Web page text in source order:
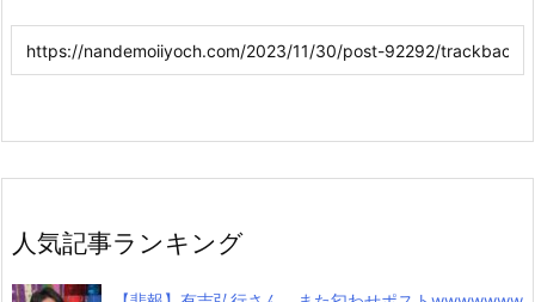
人気記事ランキング